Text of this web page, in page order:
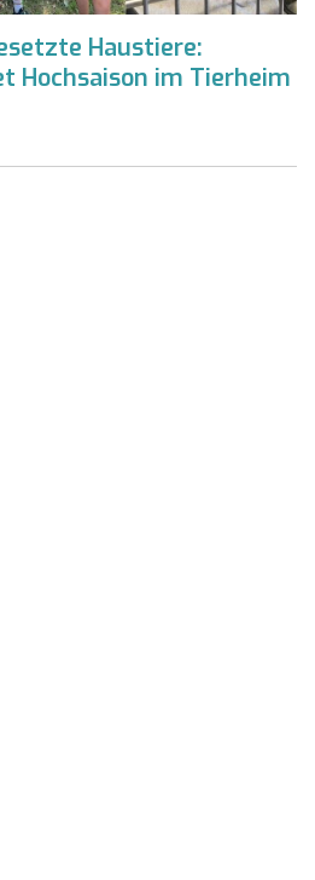
Haustiere:
Hochsaison im Tierheim